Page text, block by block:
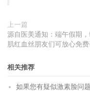
上一篇
源自医美通知：端午假期
肌红血丝朋友们可放心免
相关推荐
如果您有疑似激素脸问